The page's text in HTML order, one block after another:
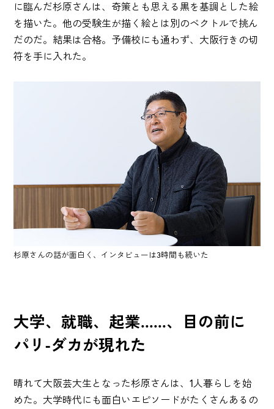
に臨んだ杉原さんは、奇策とも思える黒を基調とした絵
を描いた。他の受験生が描く絵とは別のベクトルで挑ん
だのだ。結果は合格。予備校にも通わず、大阪行きの切
符を手に入れた。
杉原さんの話が面白く、インタビューは3時間も続いた
大学、就職、起業......、目の前に
パリ-ダカが現れた
晴れて大阪芸大生となった杉原さんは、1人暮らしを始
めた。大学時代にも面白いエピソードがたくさんあるの